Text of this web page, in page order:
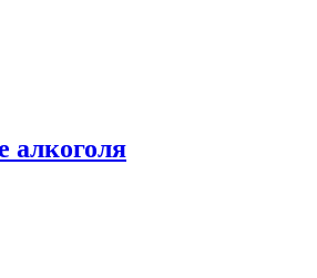
алкоголя